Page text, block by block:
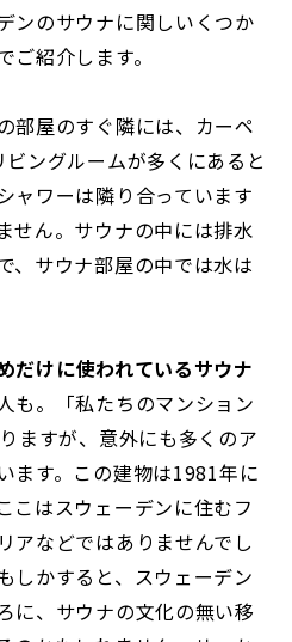
ンのサウナに関しいくつか
紹介します。
部屋のすぐ隣には、カーペ
ングルームが多くにあると
ャワーは隣り合っています
せん。サウナの中には排水
、サウナ部屋の中では水は
だけに使われているサウナ
も。「私たちのマンション
ますが、意外にも多くのア
ます。この建物は1981年に
こはスウェーデンに住むフ
アなどではありませんでし
しかすると、スウェーデン
に、サウナの文化の無い移